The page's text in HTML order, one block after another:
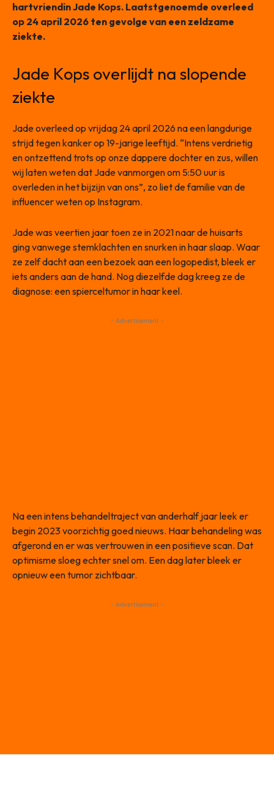
hartvriendin Jade Kops. Laatstgenoemde overleed
op 24 april 2026 ten gevolge van een zeldzame
ziekte.
Jade Kops overlijdt na slopende
ziekte
Jade overleed op vrijdag 24 april 2026 na een langdurige
strijd tegen kanker op 19-jarige leeftijd. “Intens verdrietig
en ontzettend trots op onze dappere dochter en zus, willen
wij laten weten dat Jade vanmorgen om 5:50 uur is
overleden in het bijzijn van ons”, zo liet de familie van de
influencer weten op Instagram.
Jade was veertien jaar toen ze in 2021 naar de huisarts
ging vanwege stemklachten en snurken in haar slaap. Waar
ze zelf dacht aan een bezoek aan een logopedist, bleek er
iets anders aan de hand. Nog diezelfde dag kreeg ze de
diagnose: een spierceltumor in haar keel.
- Advertisement -
Na een intens behandeltraject van anderhalf jaar leek er
begin 2023 voorzichtig goed nieuws. Haar behandeling was
afgerond en er was vertrouwen in een positieve scan. Dat
optimisme sloeg echter snel om. Een dag later bleek er
opnieuw een tumor zichtbaar.
- Advertisement -